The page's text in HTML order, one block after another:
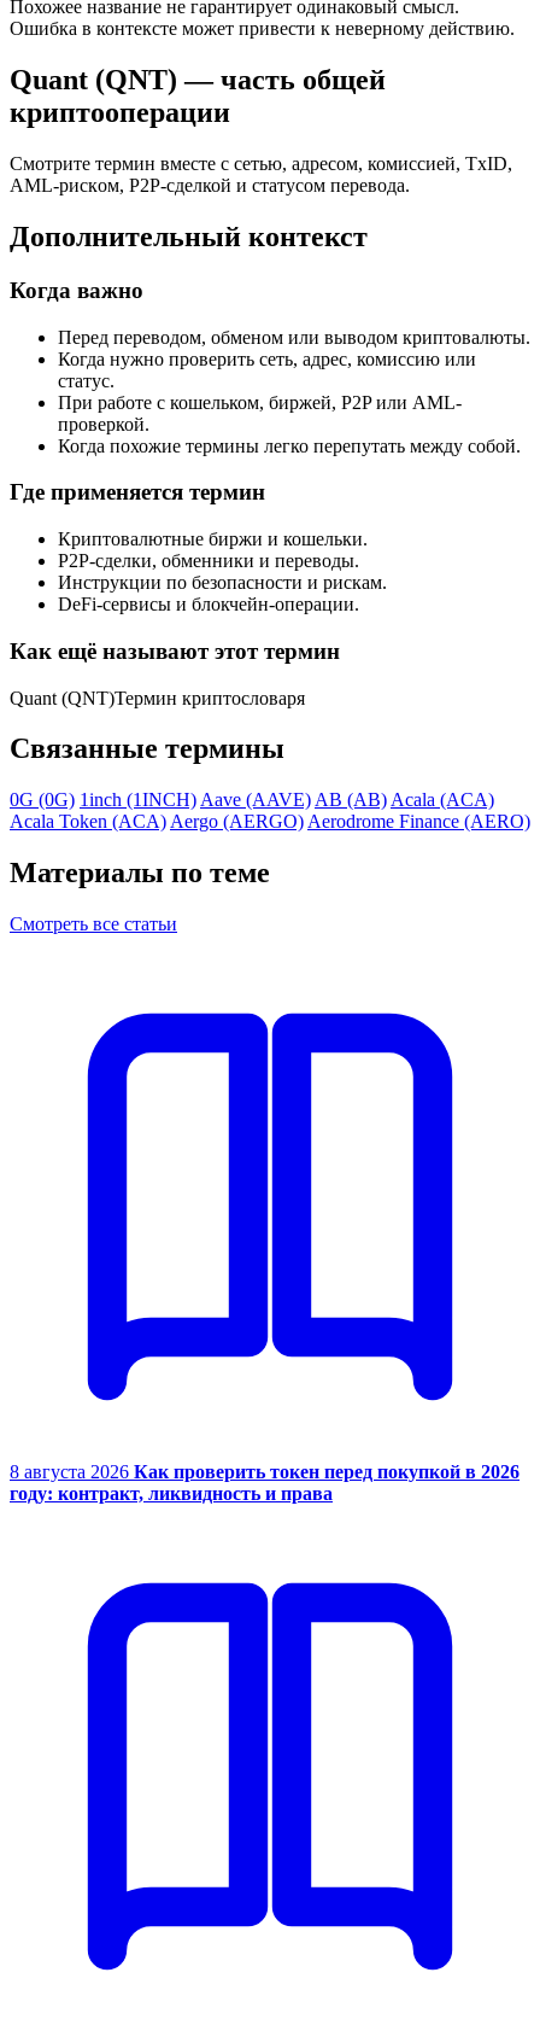
Похожее название не гарантирует одинаковый смысл.
Ошибка в контексте может привести к неверному действию.
Quant (QNT) — часть общей
криптооперации
Смотрите термин вместе с сетью, адресом, комиссией, TxID,
AML-рискoм, P2P-сделкой и статусом перевода.
Дополнительный контекст
Когда важно
Перед переводом, обменом или выводом криптовалюты.
Когда нужно проверить сеть, адрес, комиссию или
статус.
При работе с кошельком, биржей, P2P или AML-
проверкой.
Когда похожие термины легко перепутать между собой.
Где применяется термин
Криптовалютные биржи и кошельки.
P2P-сделки, обменники и переводы.
Инструкции по безопасности и рискам.
DeFi-сервисы и блокчейн-операции.
Как ещё называют этот термин
Quant (QNT)Термин криптословаря
Связанные термины
0G (0G) 1inch (1INCH) Aave (AAVE) AB (AB) Acala (ACA)
Acala Token (ACA) Aergo (AERGO) Aerodrome Finance (AERO)
Материалы по теме
Смотреть все статьи
8 августа 2026 Как проверить токен перед покупкой в 2026
году: контракт, ликвидность и права